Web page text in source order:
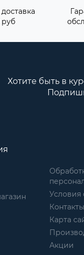
руб
Хотите быть в
Условия
Контакты
Карта
Акции